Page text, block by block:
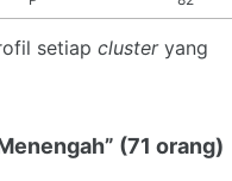
setiap clusteryang
(71 orang)